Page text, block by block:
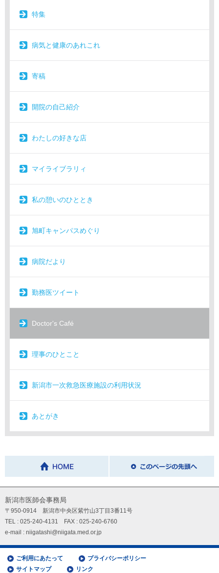
特集
病気と健康のあれこれ
寄稿
開院の自己紹介
わたしの好きな店
マイライブラリィ
私の憩いのひととき
旭町キャンパスめぐり
病院だより
勤務医ツイート
Doctor's Café
理事のひとこと
新潟市一次救急医療施設の利用状況
あとがき
新潟市医師会事務局
〒950-0914 新潟市中央区紫竹山3丁目3番11号
TEL : 025-240-4131 FAX : 025-240-6760
e-mail : niigatashi@niigata.med.or.jp
ご利用にあたって
プライバシーポリシー
サイトマップ
リンク